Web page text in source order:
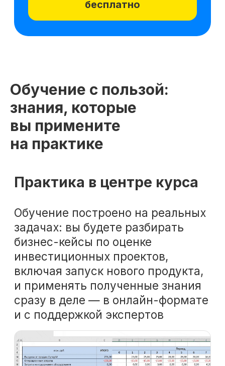
Обучение с пользой:
знания, которые
вы примените
на практике